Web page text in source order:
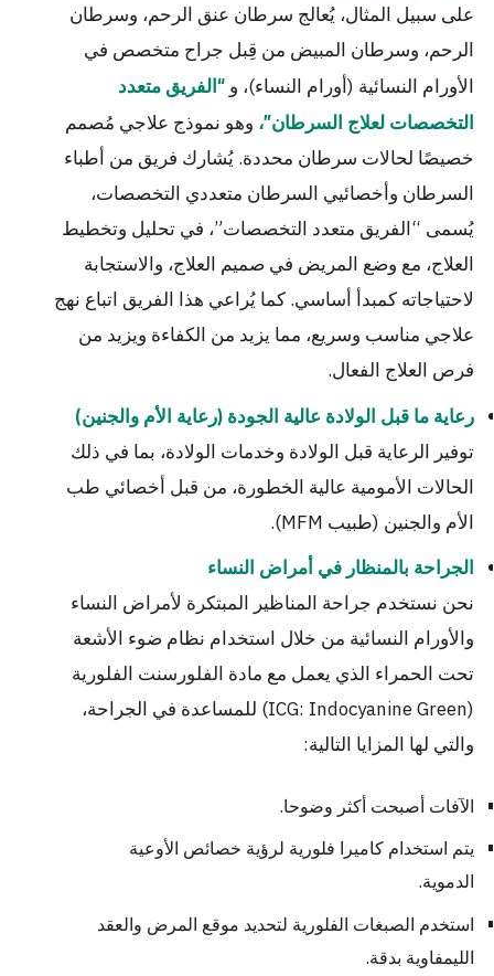
على سبيل المثال، يُعالج سرطان عنق الرحم، وسرطان
الرحم، وسرطان المبيض من قِبل جراح متخصص في
الأورام النسائية (أورام النساء)، و“الفريق متعدد
التخصصات لعلاج السرطان”، وهو نموذج علاجي مُصمم
خصيصًا لحالات سرطان محددة. يُشارك فريق من أطباء
السرطان وأخصائيي السرطان متعددي التخصصات،
يُسمى “الفريق متعدد التخصصات”، في تحليل وتخطيط
العلاج، مع وضع المريض في صميم العلاج، والاستجابة
لاحتياجاته كمبدأ أساسي. كما يُراعي هذا الفريق اتباع نهج
علاجي مناسب وسريع، مما يزيد من الكفاءة ويزيد من
فرص العلاج الفعال.
رعاية ما قبل الولادة عالية الجودة (رعاية الأم والجنين)
توفير الرعاية قبل الولادة وخدمات الولادة، بما في ذلك
الحالات الأمومية عالية الخطورة، من قبل أخصائي طب
الأم والجنين (طبيب MFM).
الجراحة بالمنظار في أمراض النساء
نحن نستخدم جراحة المناظير المبتكرة لأمراض النساء
والأورام النسائية من خلال استخدام نظام ضوء الأشعة
تحت الحمراء الذي يعمل مع مادة الفلورسنت الفلورية
(ICG: Indocyanine Green) للمساعدة في الجراحة،
والتي لها المزايا التالية:
الآفات أصبحت أكثر وضوحا.
يتم استخدام كاميرا فلورية لرؤية خصائص الأوعية
الدموية.
استخدم الصبغات الفلورية لتحديد موقع المرض والعقد
الليمفاوية بدقة.